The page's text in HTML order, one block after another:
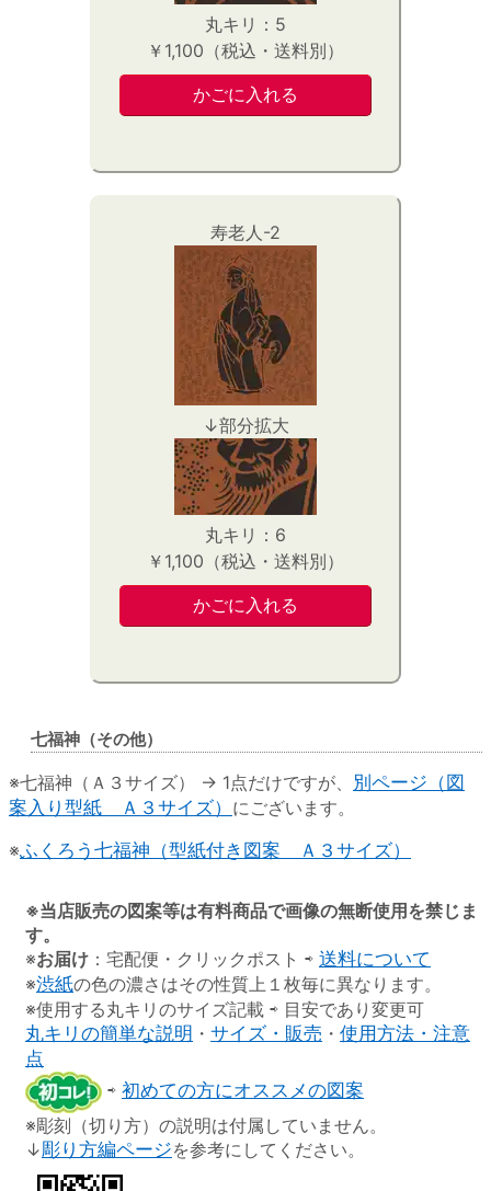
丸キリ：5
￥1,100（税込・送料別）
寿老人-2
↓部分拡大
丸キリ：6
￥1,100（税込・送料別）
七福神（その他）
※七福神（Ａ３サイズ） → 1点だけですが、 別ページ（図
案入り型紙 Ａ３サイズ） にございます。
※ふくろう七福神（型紙付き図案 Ａ３サイズ）
※当店販売の図案等は有料商品で画像の無断使用を禁じま
す。
※お届け ：宅配便・クリックポスト ⇨ 送料について
※渋紙の色の濃さはその性質上１枚毎に異なります。
※使用する丸キリのサイズ記載 ⇨ 目安であり変更可
丸キリの簡単な説明 ・ サイズ・販売 ・ 使用方法・注意
点
⇨ 初めての方にオススメの図案
※彫刻（切り方）の説明は付属していません。
↓彫り方編ページを参考にしてください。